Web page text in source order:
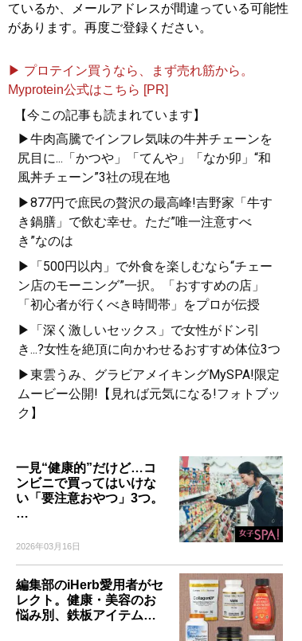
ているか、メールアドレスが間違っている可能性
があります。再度ご登録ください。
▶ プロテイン買うなら、まず売れ筋から。
Myprotein公式はこちら [PR]
【今この記事も読まれています】
▶牛肉高騰でインフレ気味の牛丼チェーンを
尻目に...「かつや」「てんや」「なか卯」“和
風丼チェーン”3社の現在地
▶877円で庶民の贅沢の最高峰!吉野家「牛す
き鍋膳」で飲む幸せ。ただ”唯一注意すべ
き”なのは
▶「500円以内」で外食を楽しむなら“チェー
ン店のモーニング”一択。「おすすめの店」
「初心者が行くべき時間帯」をプロが伝授
▶「深く激しいセックス」で女性がドン引
き...?女性を絶頂に向かわせるおすすめ体位3つ
▶東雲うみ、グラビアメイキングMySPA!限定
ムービー公開!【見れば元気になる!フォトブッ
ク】
一見“健康的”だけど…コ
ンビニで買ってはいけな
い「要注意おやつ」3つ。
…
2026年03月16日
編集部のiHerb愛用者がセ
レクト。健康・美容のお
悩み別、鉄板アイテム…